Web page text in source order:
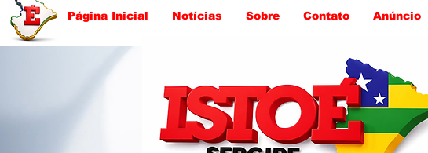
Página Inicial Notícias Sobre Contato Anúncio